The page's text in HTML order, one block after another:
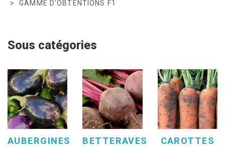
GAMME D'OBTENTIONS F1
Sous catégories
AUBERGINES
BETTERAVES
CAROTTES